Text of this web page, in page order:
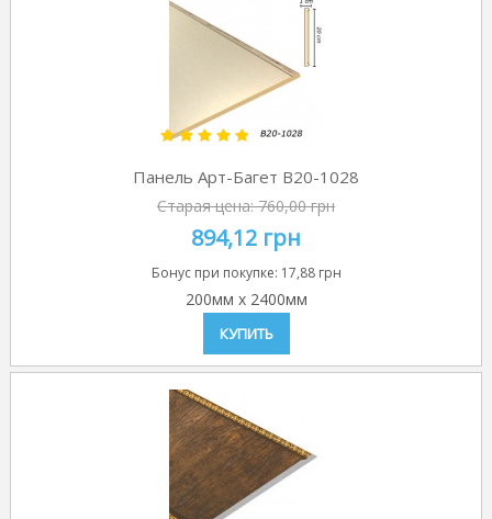
Панель Арт-Багет B20-1028
Старая цена:760,00 грн
894,12 грн
Бонус при покупке: 17,88 грн
200мм x 2400мм
КУПИТЬ